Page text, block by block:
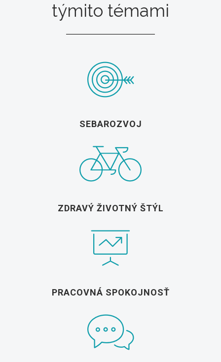
týmito témami
SEBAROZVOJ
ZDRAVÝ ŽIVOTNÝ ŠTÝL
PRACOVNÁ SPOKOJNOSŤ